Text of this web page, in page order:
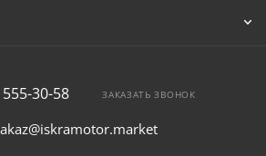
30-58 ЗАКАЗАТЬ ЗВОНОК